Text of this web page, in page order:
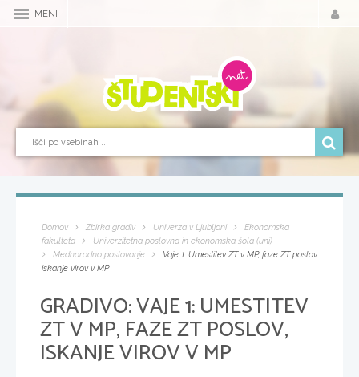
MENI
Domov Zbirka gradiv Univerza v Ljubljani
Ekonomska
fakulteta
Univerzitetna poslovna in ekonomska šola (uni)
Mednarodno poslovanje
Vaje 1: Umestitev ZT v MP, faze ZT poslov,
iskanje virov v MP
GRADIVO:VAJE 1: UMESTITEV
ZT V MP, FAZE ZT POSLOV,
ISKANJE VIROV V MP